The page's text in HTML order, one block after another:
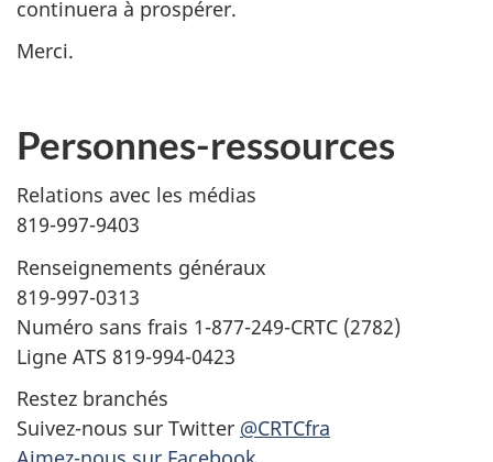
continuera à prospérer.
Merci.
Personnes-ressources
Relations avec les médias
819-997-9403
Renseignements généraux
819-997-0313
Numéro sans frais 1-877-249-CRTC (2782)
Ligne ATS 819-994-0423
Restez branchés
Suivez-nous sur Twitter @CRTCfra